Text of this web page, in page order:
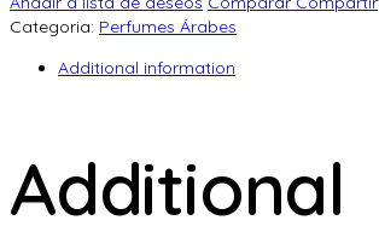
Categoria: Perfumes Árabes
Additional information
Additional